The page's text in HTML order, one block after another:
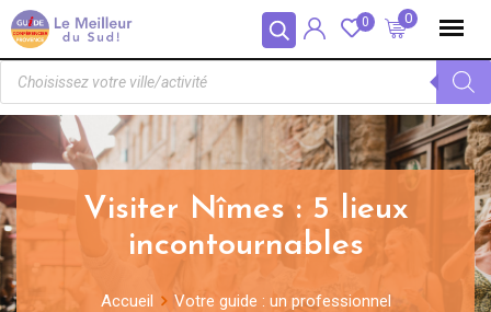
Panneau de gestion des cookies 0
0
Visiter Nîmes : 5 lieux
incontournables
Accueil
Votre guide : un professionnel